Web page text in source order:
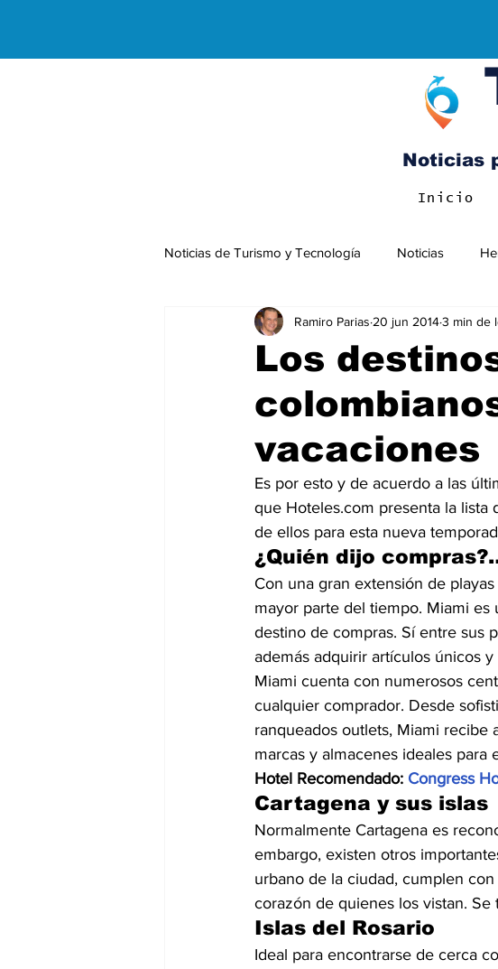
Noticias
Inicio
Noticias de Turismo y Tecnología Noticias
Negocios Internacionales
Los
vacaciones
Ramiro Parias 20 jun 20143 min de
Es por esto y de acuerdo a las
que Hoteles.com presenta la lista
de ellos para esta nueva
¿Quién dijo
Con una gran extensión de
mayor parte del tiempo. Miami
destino de compras. Sí entre sus
además adquirir artículos únicos
Miami cuenta con numerosos
cualquier comprador. Desde
ranqueados outlets, Miami recibe
marcas y almacenes ideales
Hotel Recomendado: Congress
Cartagena y sus islas
Normalmente Cartagena es
embargo, existen otros
urbano de la ciudad, cumplen
corazón de quienes los vistan. Se
Islas del Rosario
Ideal para encontrarse de cerca